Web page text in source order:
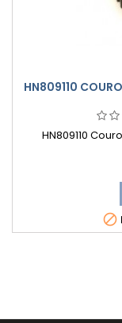
HN809110
HN809110
